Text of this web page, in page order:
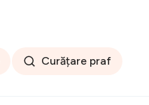
Curățare praf